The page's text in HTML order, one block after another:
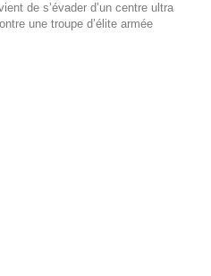
de s’évader d’un centre ultra
une troupe d’élite armée